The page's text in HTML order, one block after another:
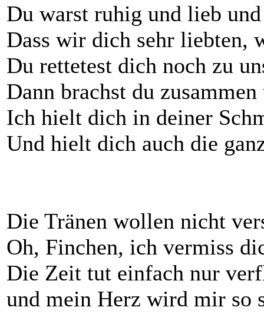
Du warst ruhig und lieb
Dass wir dich sehr liebten,
Du rettetest dich noch zu
Dann brachst du
Ich hielt dich in deiner
Und hielt dich auch die
Die Tränen wollen nicht
Oh, Finchen, ich vermiss
Die Zeit tut einfach nur
und mein Herz wird mir so